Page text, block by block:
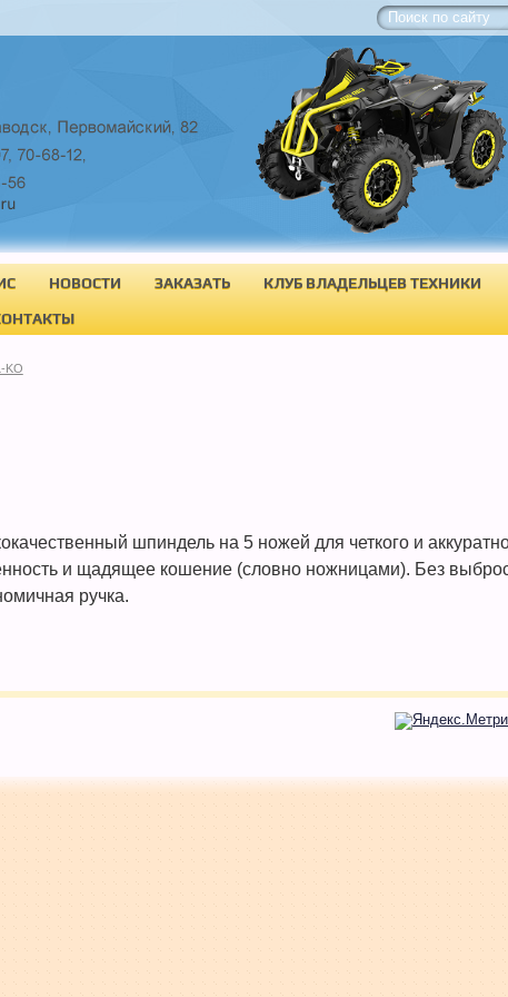
НОВОСТИ ЗАКАЗАТЬ
КЛУБ ВЛАДЕЛЬЦЕВ ТЕХНИКИ
KO
шпиндель на 5 ножей для четкого и
и щадящее кошение (словно ножницами). Без
ручка.